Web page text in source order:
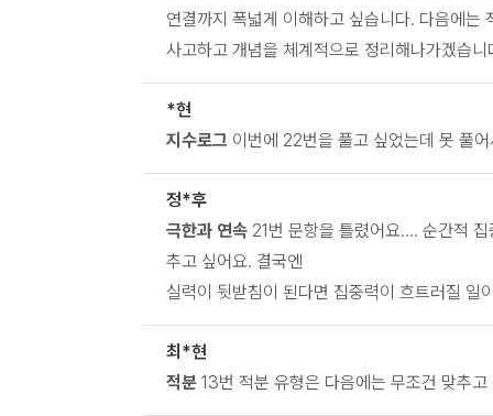
연결까지 폭넓게 이해하고 싶습니다. 다음에는
사고하고 개념을 체계적으로 정리해나가겠습니
*현
지수로그 이번에 22번을 풀고 싶었는데 못 풀
정*후
극한과 연속 21번 문항을 틀렸어요.... 순간적
추고 싶어요. 결국엔
실력이 뒷받침이 된다면 집중력이 흐트러질 일
최*현
적분 13번 적분 유형은 다음에는 무조건 맞추고